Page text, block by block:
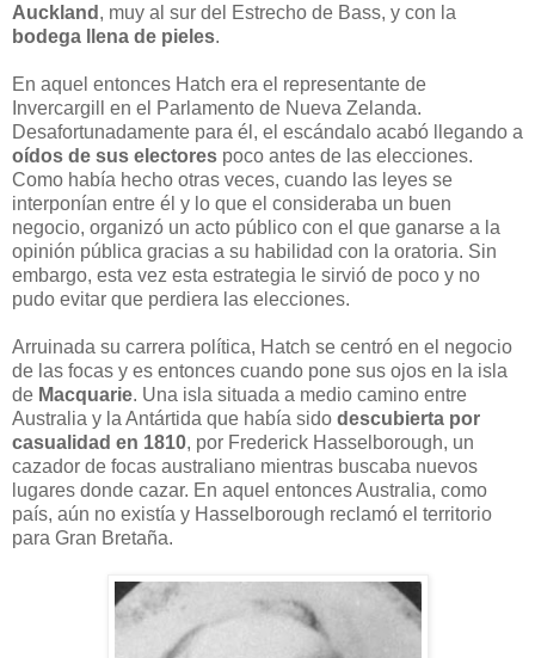
Auckland , muy al sur del Estrecho de Bass, y con la
bodega llena de pieles.
En aquel entonces Hatch era el representante de
Invercargill en el Parlamento de Nueva Zelanda.
Desafortunadamente para él, el escándalo acabó llegando a
oídos de sus electores poco antes de las elecciones.
Como había hecho otras veces, cuando las leyes se
interponían entre él y lo que el consideraba un buen
negocio, organizó un acto público con el que ganarse a la
opinión pública gracias a su habilidad con la oratoria. Sin
embargo, esta vez esta estrategia le sirvió de poco y no
pudo evitar que perdiera las elecciones.
Arruinada su carrera política, Hatch se centró en el negocio
de las focas y es entonces cuando pone sus ojos en la isla
de Macquarie. Una isla situada a medio camino entre
Australia y la Antártida que había sido descubierta por
casualidad en 1810, por Frederick Hasselborough, un
cazador de focas australiano mientras buscaba nuevos
lugares donde cazar. En aquel entonces Australia, como
país, aún no existía y Hasselborough reclamó el territorio
para Gran Bretaña.